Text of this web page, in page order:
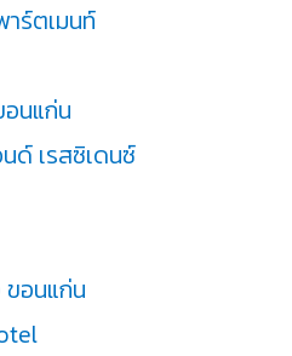
าร์ตเมนท์
อนแก่น
ด์ เรสซิเดนซ์
อนแก่น